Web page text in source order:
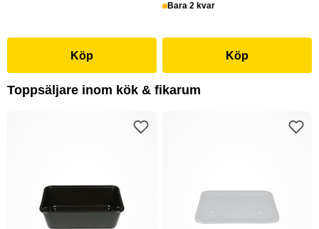
Köp
Bara 2 kvar
Köp
Toppsäljare inom kök & fikarum